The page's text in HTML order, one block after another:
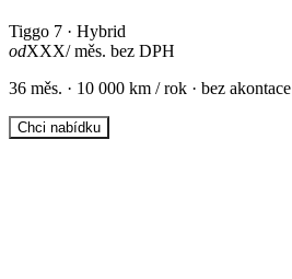
Tiggo 7 · Hybrid
odXXX/ měs. bez DPH
36 měs. · 10 000 km / rok · bez akontace
Chci nabídku